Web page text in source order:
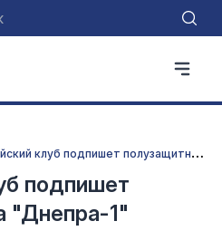
А
нглийский клуб подпишет полузащитника "Днепра-1"
подпишет
"Днепра-1"